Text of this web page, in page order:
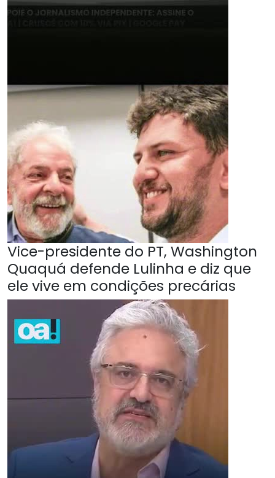
Vice-presidente do PT, Washington
Quaquá defende Lulinha e diz que
ele vive em condições precárias